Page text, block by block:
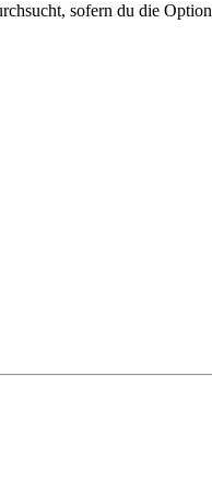
sofern du die